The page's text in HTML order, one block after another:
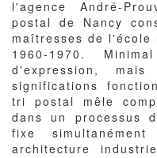
texte
l'agence André-
postal de Nancy
maîtresses de l'école
1960-1970.
d'expression,
significations
tri postal mêle
dans un processus
fixe
architecture